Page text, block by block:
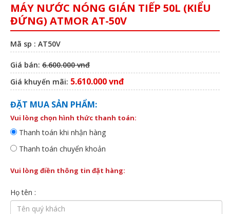
MÁY NƯỚC NÓNG GIÁN TIẾP 50L (KIỂU
ĐỨNG) ATMOR AT-50V
Mã sp : AT50V
Giá bán: 6.600.000 vnđ
Giá khuyến mãi: 5.610.000 vnđ
ĐẶT MUA SẢN PHẨM:
Vui lòng chọn hình thức thanh toán:
Thanh toán khi nhận hàng
Thanh toán chuyển khoản
Vui lòng điền thông tin đặt hàng:
Họ tên :